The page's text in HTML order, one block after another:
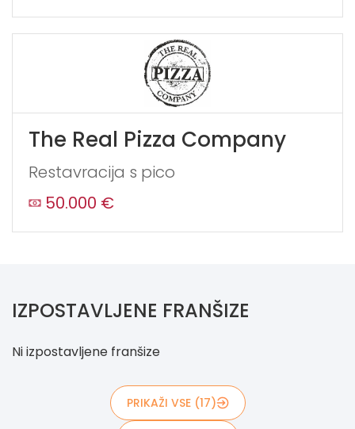
The Real Pizza Company
Restavracija s pico
50.000 €
IZPOSTAVLJENE FRANŠIZE
Ni izpostavljene franšize
PRIKAŽI VSE (17)